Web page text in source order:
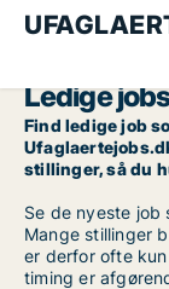
Ledige
Find ledige job
stillinger, så du
Se de nyeste job
Mange stillinger
er derfor ofte
timing er